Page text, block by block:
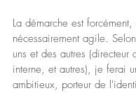
La démarche est
nécessairement agile.
uns et des autres (directeur
interne, et autres), je ferai
ambitieux, porteur de